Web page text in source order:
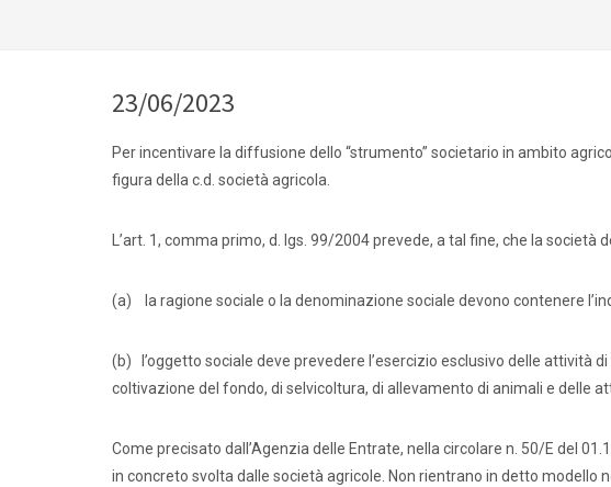
23/06/2023
Per incentivare la diffusione dello “strumento” societario in ambito
figura della c.d. società agricola.
L’art. 1, comma primo, d. lgs. 99/2004 prevede, a tal fine, che la
(a) la ragione sociale o la denominazione sociale devono contenere
(b) l’oggetto sociale deve prevedere l’esercizio esclusivo delle attività
coltivazione del fondo, di selvicoltura, di allevamento di animali e delle
Come precisato dall’Agenzia delle Entrate, nella circolare n. 50/E del
in concreto svolta dalle società agricole. Non rientrano in detto modello